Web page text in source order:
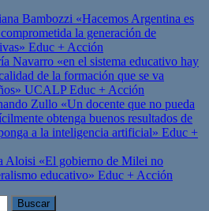
Bambozzi «Hacemos Argentina es
la generación de
Educ + Acción
Navarro «en el sistema educativo hay
de la formación que se va
UCALPEduc + Acción
Zullo «Un docente que no pueda
obtenga buenos resultados de
a la inteligencia artificial» Educ +
Aloisi «El gobierno de Milei no
educativo» Educ + Acción